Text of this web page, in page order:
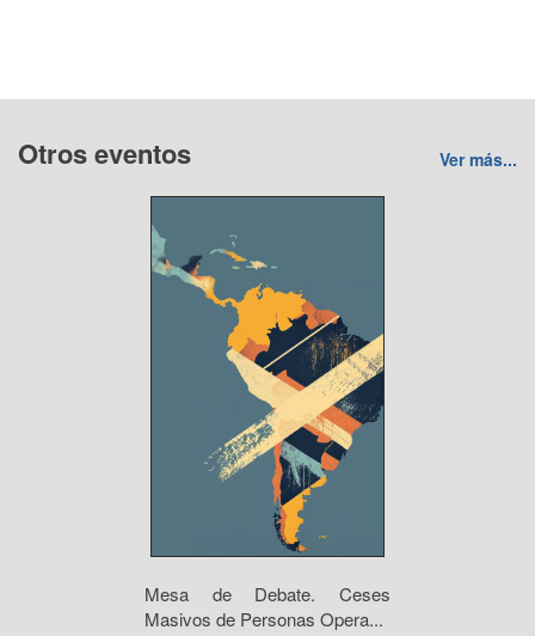
Otros eventos Ver más...
Mesa de Debate. Ceses
Masivos de Personas Opera...